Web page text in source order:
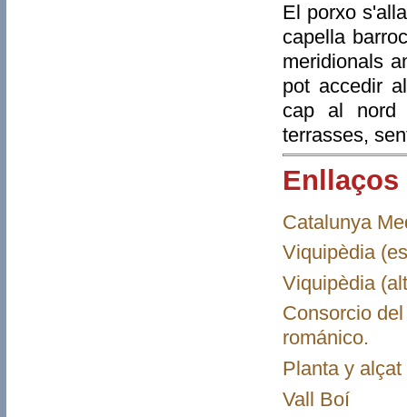
El porxo
capella
meridionals
pot accedir
cap al nord
terrasses,
Enllaços
Catalunya
Viquipèdia
Viquipèdia
Consorcio
románico.
Planta y
Vall Boí